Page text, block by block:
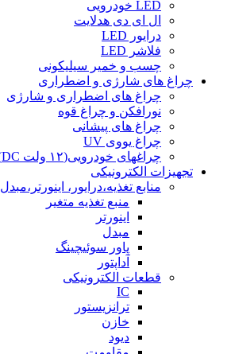
LED خودرویی
ال ای دی هدلایت
درایور LED
فلاشر LED
چسب و خمیر سیلیکونی
چراغ های شارژی و اضطراری
چراغ های اضطراری و شارژی
نورافکن و چراغ قوه
چراغ های پیشانی
چراغ یووی UV
چراغهای خودرویی(۱۲ ولت DC)
تجهیزات الکترونیکی
منابع تغذیه،درایور، اینورتر،مبدل
منبع تغذیه متغیر
اینورتر
مبدل
پاور سوئیچینگ
آداپتور
قطعات الکترونیکی
IC
ترانزیستور
خازن
دیود